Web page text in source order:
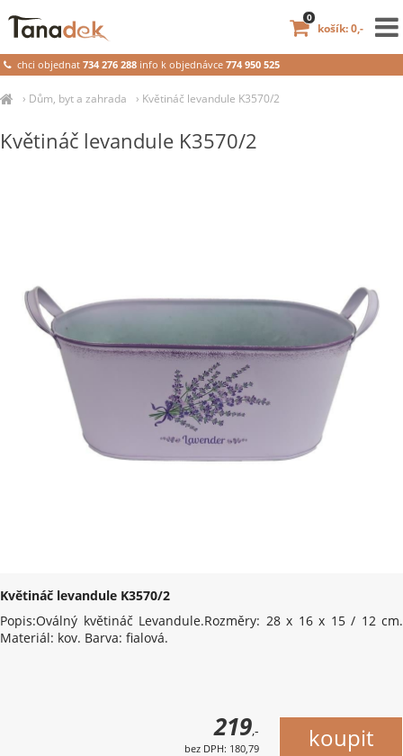
› Dům, byt a zahrada › Květináč levandule K3570/2
Květináč levandule K3570/2
Květináč levandule K3570/2
Popis:Oválný květináč Levandule.Rozměry: 28 x 16 x 15 / 12 cm.
Materiál: kov. Barva: fialová.
219,-
bez DPH: 180,79
chci objednat734 276 288 info k objednávce 774 950 525
košík: 0,-
0